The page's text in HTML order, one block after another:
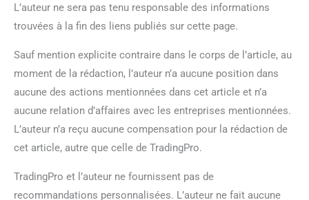
L’auteur ne sera pas tenu responsable des informations
trouvées à la fin des liens publiés sur cette page.
Sauf mention explicite contraire dans le corps de l’article, au
moment de la rédaction, l’auteur n’a aucune position dans
aucune des actions mentionnées dans cet article et n’a
aucune relation d’affaires avec les entreprises mentionnées.
L’auteur n’a reçu aucune compensation pour la rédaction de
cet article, autre que celle de TradingPro.
TradingPro et l’auteur ne fournissent pas de
recommandations personnalisées. L’auteur ne fait aucune